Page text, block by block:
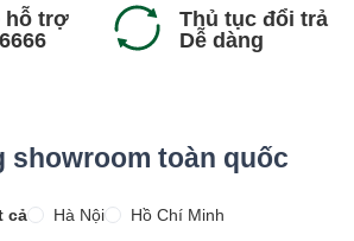
hỗ trợ
Thủ tục đổi trả
Dễ dàng
showroom toàn quốc
cả Hà Nội Hồ Chí Minh